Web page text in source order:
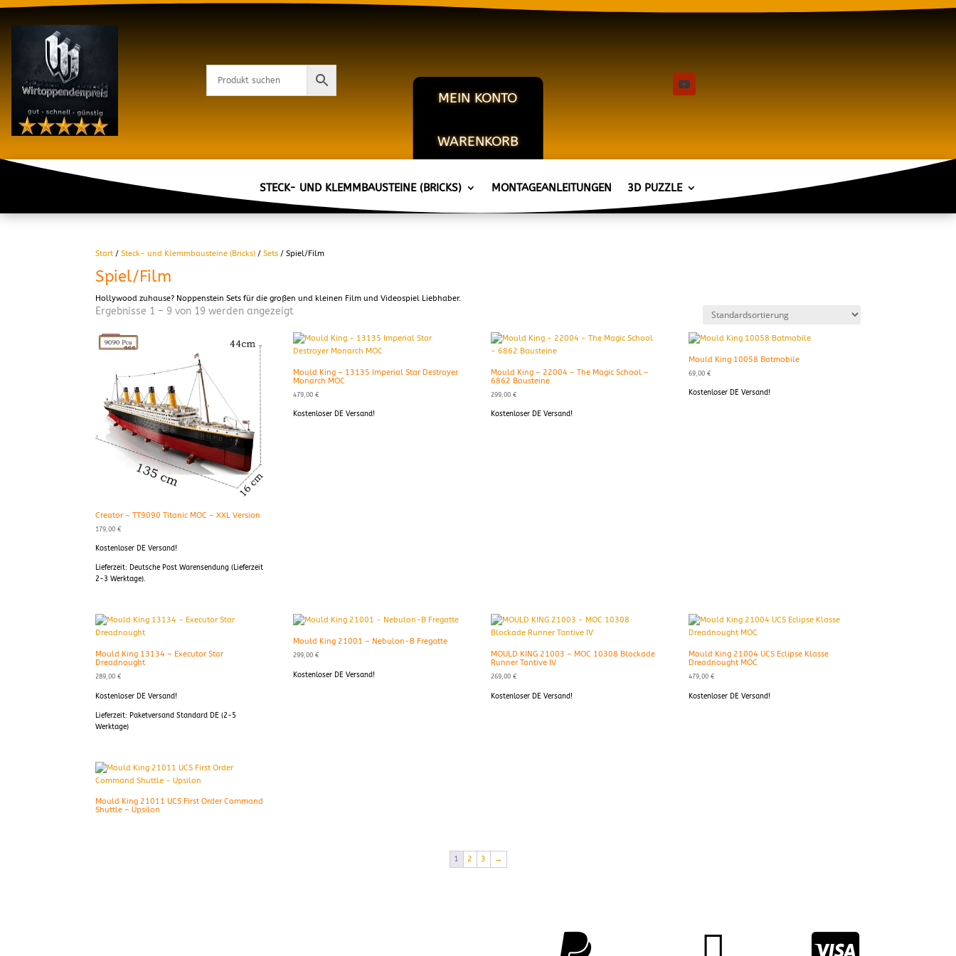
MEIN KONTO
WARENKORB
KASSE
STECK- UND KLEMMBAUSTEINE (BRICKS) MONTAGEANLEITUNGEN 3D PUZZLE
Start/Steck- und Klemmbausteine (Bricks) /Sets / Spiel/Film
Spiel/Film
Hollywood zuhause? Noppenstein Sets für die großen und kleinen Film und Videospiel Liebhaber.
Ergebnisse 1 – 9 von 19 werden angezeigt
Creator – TT9090 Titanic MOC – XXL Version
179,00€
Kostenloser DE Versand!
Lieferzeit:Deutsche Post Warensendung (Lieferzeit
2-3 Werktage).
Mould King – 13135 Imperial Star Destroyer
Monarch MOC
479,00€
Kostenloser DE Versand!
Mould King – 22004 – The Magic School –
6862 Bausteine
299,00€
Kostenloser DE Versand!
Mould King 10058 Batmobile
69,00€
Kostenloser DE Versand!
Mould King 13134 – Executor Star
Dreadnought
289,00€
Kostenloser DE Versand!
Lieferzeit: Paketversand Standard DE (2-5
Werktage)
Mould King 21001 – Nebulon-B Fregatte
299,00€
Kostenloser DE Versand!
MOULD KING 21003 – MOC 10308 Blockade
Runner Tantive IV
269,00€
Kostenloser DE Versand!
Mould King 21004 UCS Eclipse Klasse
Dreadnought MOC
479,00€
Kostenloser DE Versand!
Mould King 21011 UCS First Order Command
Shuttle – Upsilon
1 2 3 →